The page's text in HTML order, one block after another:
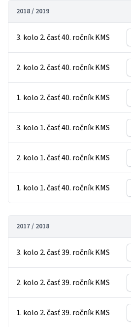
2018 / 2019
3. kolo 2. časť 40. ročník KMS
2. kolo 2. časť 40. ročník KMS
1. kolo 2. časť 40. ročník KMS
3. kolo 1. časť 40. ročník KMS
2. kolo 1. časť 40. ročník KMS
1. kolo 1. časť 40. ročník KMS
2017 / 2018
3. kolo 2. časť 39. ročník KMS
2. kolo 2. časť 39. ročník KMS
1. kolo 2. časť 39. ročník KMS